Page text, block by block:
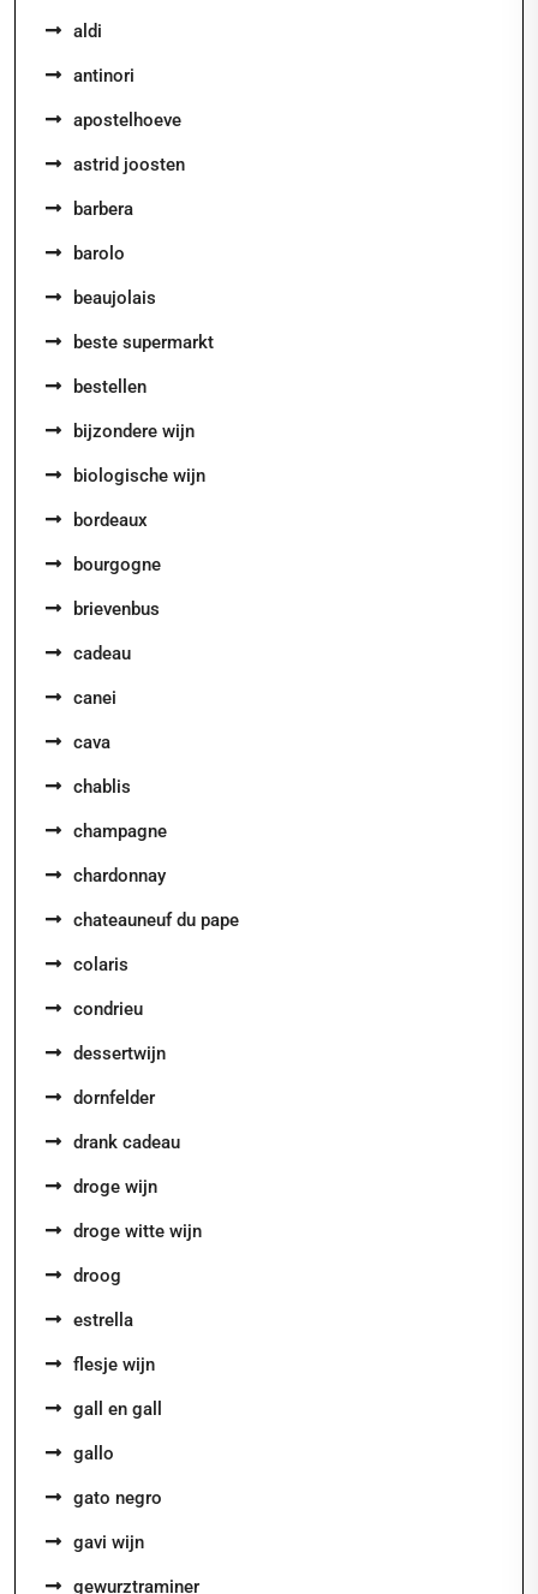
aldi
antinori
apostelhoeve
astrid joosten
barbera
barolo
beaujolais
beste supermarkt
bestellen
bijzondere wijn
biologische wijn
bordeaux
bourgogne
brievenbus
cadeau
canei
cava
chablis
champagne
chardonnay
chateauneuf du pape
colaris
condrieu
dessertwijn
dornfelder
drank cadeau
droge wijn
droge witte wijn
droog
estrella
flesje wijn
gall en gall
gallo
gato negro
gavi wijn
gewurztraminer